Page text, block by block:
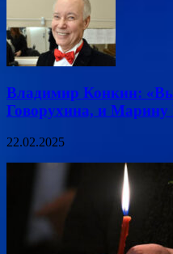
Владимир Конкин:
Говорухина, и Марину
22.02.2025